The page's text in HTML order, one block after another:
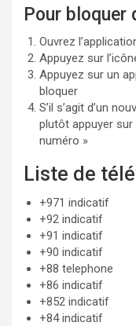
Pour bloquer
Ouvrez
Appuyez sur
Appuyez sur un
bloquer
S’il s’agit d’un
plutôt appuyer sur
numéro »
Liste de
+971 indicatif
+92 indicatif
+91 indicatif
+90 indicatif
+88 telephone
+86 indicatif
+852 indicatif
+84 indicatif